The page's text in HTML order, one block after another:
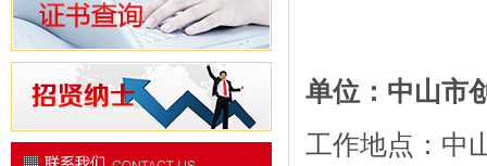
单位： 中山市
工作地点：中